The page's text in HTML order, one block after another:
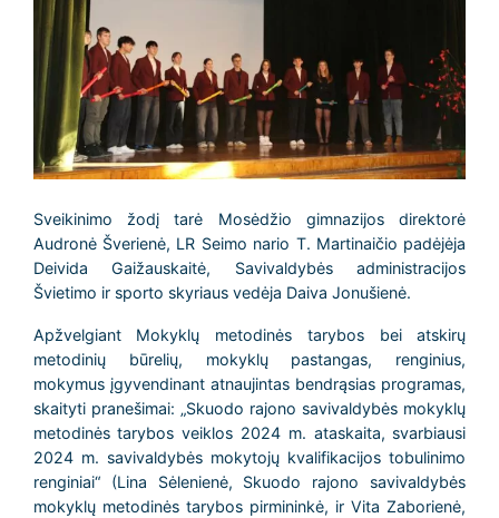
Sveikinimo žodį tarė Mosėdžio gimnazijos direktorė
Audronė Šverienė, LR Seimo nario T. Martinaičio padėjėja
Deivida Gaižauskaitė, Savivaldybės administracijos
Švietimo ir sporto skyriaus vedėja Daiva Jonušienė.
Apžvelgiant Mokyklų metodinės tarybos bei atskirų
metodinių būrelių, mokyklų pastangas, renginius,
mokymus įgyvendinant atnaujintas bendrąsias programas,
skaityti pranešimai: „Skuodo rajono savivaldybės mokyklų
metodinės tarybos veiklos 2024 m. ataskaita, svarbiausi
2024 m. savivaldybės mokytojų kvalifikacijos tobulinimo
renginiai“ (Lina Sėlenienė, Skuodo rajono savivaldybės
mokyklų metodinės tarybos pirmininkė, ir Vita Zaborienė,